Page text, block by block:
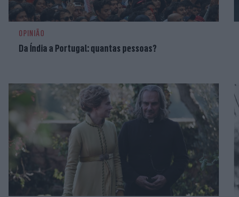
OPINIÃO
Da Índia a Portugal: quantas pessoas?